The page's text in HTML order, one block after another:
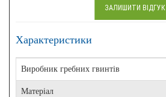
ЗАЛИШИТИ ВІДГУК
Характеристики
Виробник гребних гвинтів
Матеріал